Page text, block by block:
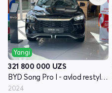
Yangi
321 800 000 UZS
BYD Song Pro I - avlod restyling
2024